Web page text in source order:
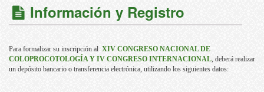
Información y Registro
Para formalizar su inscripción al XIV CONGRESO NACIONAL DE
COLOPROCOTOLOGÍA Y IV CONGRESO INTERNACIONAL, deberá realizar
un depósito bancario o transferencia electrónica, utilizando los siguientes datos: